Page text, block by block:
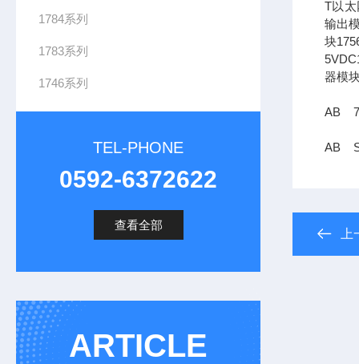
1784系列
1783系列
1746系列
TEL-PHONE
0592-6372622
查看全部
ARTICLE
T以太
输出
块
器模
AB
AB